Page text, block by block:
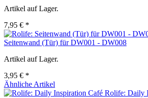
Artikel auf Lager.
7,95 € *
Seitenwand (Tür) für DW001 - DW008
Artikel auf Lager.
3,95 € *
Ähnliche Artikel
Rolife: Daily